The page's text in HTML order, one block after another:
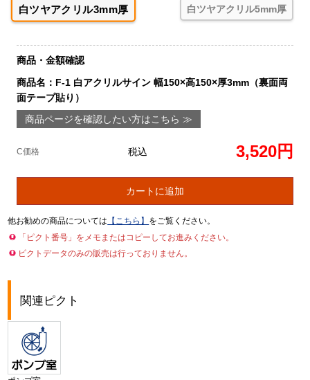
白ツヤアクリル3mm厚 白ツヤアクリル5mm厚
商品・金額確認
商品名：F-1 白アクリルサイン 幅150×高150×厚3mm（裏面両
面テープ貼り）
商品ページを確認したい方はこちら ≫
C価格 税込 3,520円
カートに追加
他お勧めの商品については 【こちら】 をご覧ください。
「ピクト番号」をメモまたはコピーしてお進みください。
ピクトデータのみの販売は行っておりません。
関連ピクト